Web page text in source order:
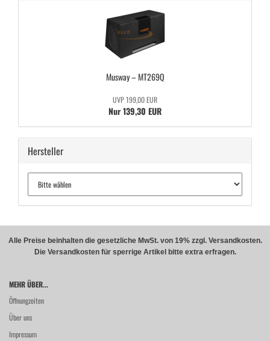
Mus­way – MT269Q
UVP 199,00 EUR
Nur 139,30 EUR
Hersteller
Alle Preise beinhalten die gesetzliche MwSt. von 19% zzgl. Versandkosten.
Die Versandkosten für sperrige Artikel bitte extra erfragen.
MEHR ÜBER...
Öffnungzeiten
Über uns
Impressum